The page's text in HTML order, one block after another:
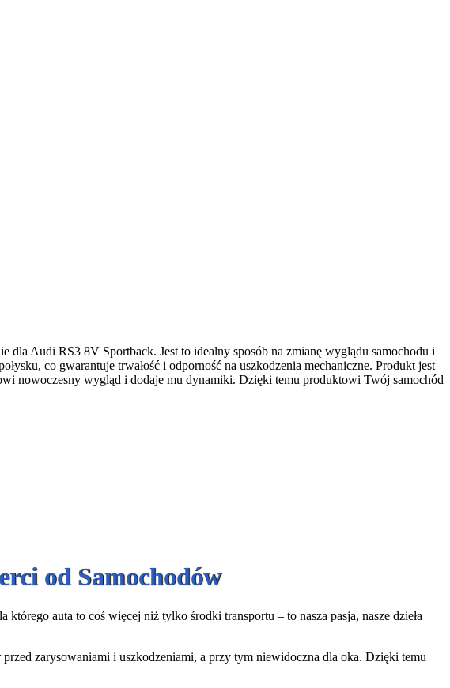
Audi RS3 8V Sportback. Jest to idealny sposób na zmianę wyglądu samochodu i
co gwarantuje trwałość i odporność na uszkodzenia mechaniczne. Produkt jest
nowoczesny wygląd i dodaje mu dynamiki. Dzięki temu produktowi Twój samochód
od Samochodów
auta to coś więcej niż tylko środki transportu – to nasza pasja, nasze dzieła
zarysowaniami i uszkodzeniami, a przy tym niewidoczna dla oka. Dzięki temu